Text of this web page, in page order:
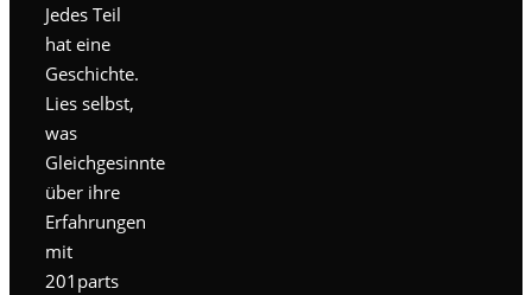
Jedes Teil
hat eine
Geschichte.
Lies selbst,
was
Gleichgesinnte
über ihre
Erfahrungen
mit
201parts